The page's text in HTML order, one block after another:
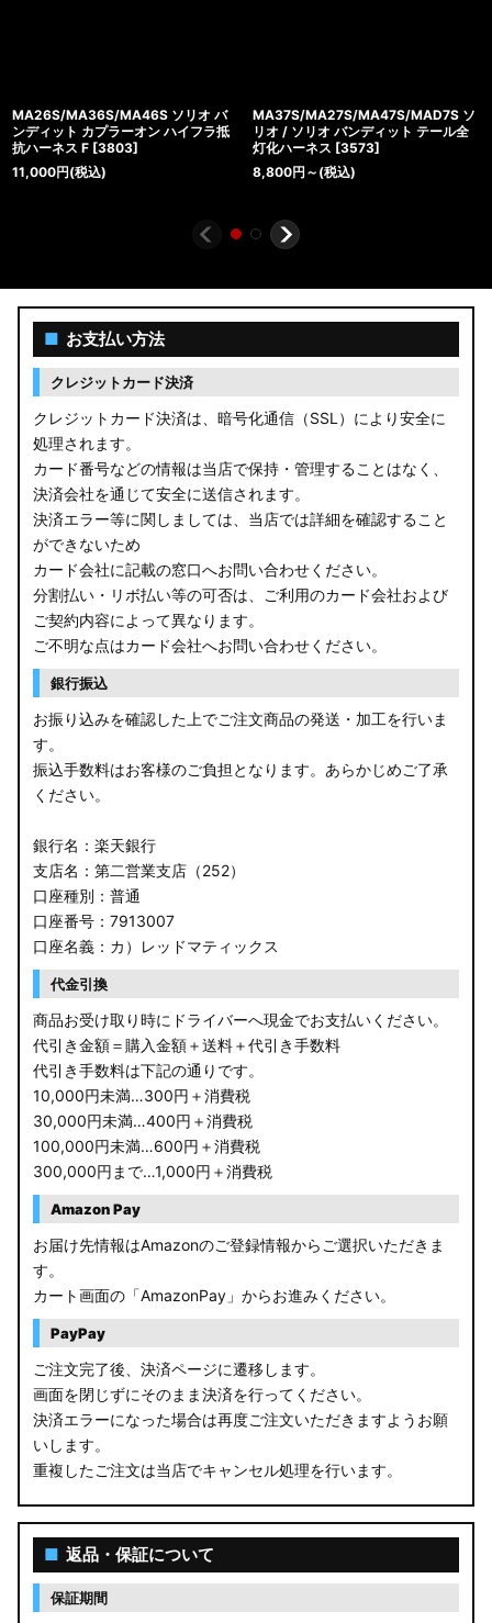
MA26S/MA36S/MA46S ソリオ バ
ンディット カプラーオン ハイフラ抵
抗ハーネス F [3803]
11,000円(税込)
MA37S/MA27S/MA47S/MAD7S ソ
リオ / ソリオ バンディット テール全
灯化ハーネス [3573]
8,800円 ～ (税込)
■ お支払い方法
クレジットカード決済
クレジットカード決済は、暗号化通信（SSL）により安全に
処理されます。
カード番号などの情報は当店で保持・管理することはなく、
決済会社を通じて安全に送信されます。
決済エラー等に関しましては、当店では詳細を確認すること
ができないため
カード会社に記載の窓口へお問い合わせください。
分割払い・リボ払い等の可否は、ご利用のカード会社および
ご契約内容によって異なります。
ご不明な点はカード会社へお問い合わせください。
銀行振込
お振り込みを確認した上でご注文商品の発送・加工を行いま
す。
振込手数料はお客様のご負担となります。あらかじめご了承
ください。
銀行名：楽天銀行
支店名：第二営業支店（252）
口座種別：普通
口座番号：7913007
口座名義：カ）レッドマティックス
代金引換
商品お受け取り時にドライバーへ現金でお支払いください。
代引き金額＝購入金額＋送料＋代引き手数料
代引き手数料は下記の通りです。
10,000円未満…300円＋消費税
30,000円未満…400円＋消費税
100,000円未満…600円＋消費税
300,000円まで…1,000円＋消費税
Amazon Pay
お届け先情報はAmazonのご登録情報からご選択いただきま
す。
カート画面の「AmazonPay」からお進みください。
PayPay
ご注文完了後、決済ページに遷移します。
画面を閉じずにそのまま決済を行ってください。
決済エラーになった場合は再度ご注文いただきますようお願
いします。
重複したご注文は当店でキャンセル処理を行います。
■ 返品・保証について
保証期間